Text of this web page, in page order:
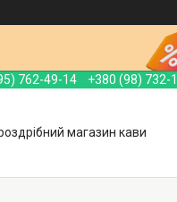
762-49-14 +380 (98) 732-
магазин кави